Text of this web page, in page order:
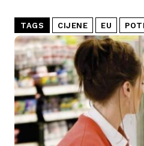
TAGS CIJENE EU